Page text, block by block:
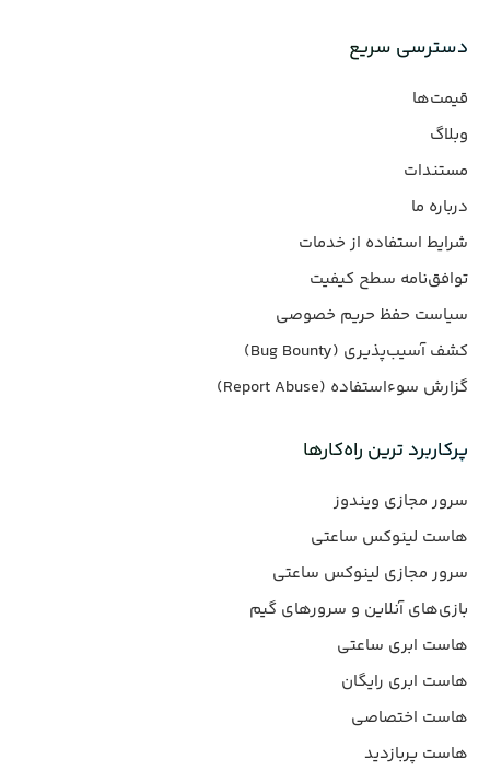
دسترسی سریع
قیمت‌ها
وبلاگ
مستندات
درباره ما
شرایط استفاده از خدمات
توافق‌نامه سطح کیفیت
سیاست حفظ حریم خصوصی
کشف آسیب‌پذیری (Bug Bounty)
گزارش سوءاستفاده (Report Abuse)
پرکاربرد ترین راه‌کارها
سرور مجازی ویندوز
هاست لینوکس ساعتی
سرور مجازی لینوکس ساعتی
بازی‌های آنلاین و سرورهای گیم
هاست ابری ساعتی
هاست ابری رایگان
هاست اختصاصی
هاست پربازدید